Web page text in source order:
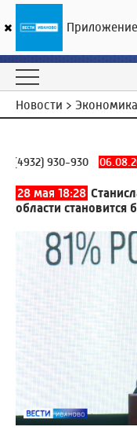
Новости > Экономика
(4932) 930-930
28 мая 18:28
области становится